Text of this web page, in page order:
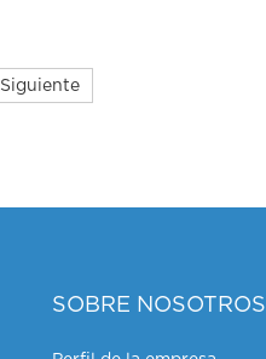
Siguiente
SOBRE NOSOTROS